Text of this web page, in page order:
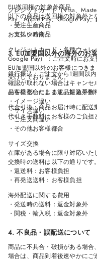
クレジットカード（Visa、
Pay、Apple Pay、Google Pay
お支払い時期：
クレジットカード・各種ウォレ
Google Pay）：ご注文時にお
銀行振込：ご注文から1週間以
確認が取れない場合はキャン
品を発送いたします。振込手
代金引換：商品お届け時に配送
代引き手数料はお客様のご負担
EU撤回権の対象外商品
以下の商品は撤回権の対象外
・受注生産商品
・カスタム商品
3. EU加盟国以外の海外のお
EU加盟国以外のお客様につき
受けしておりません。
お客様都合による返品対象外例
・イメージ違い
・サイズ違い
・ご注文間違い
・その他お客様都合
サイズ交換
在庫がある場合に限り対応いた
交換時の送料は以下の通りです
・返送料：お客様負担
・再発送送料：お客様負担
海外配送に関する費用
・発送時の送料：返金対象外
・関税・輸入税：返金対象外
4. 不良品・誤配送について
商品に不具合・破損がある場
場合は、商品到着後速やかにご